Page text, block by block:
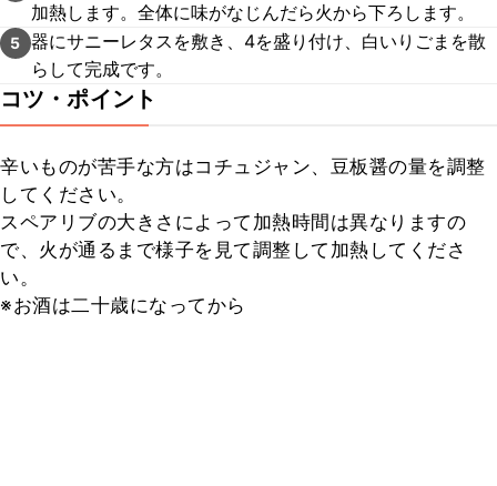
加熱します。全体に味がなじんだら火から下ろします。
5 器にサニーレタスを敷き、4を盛り付け、白いりごまを散
らして完成です。
コツ・ポイント
辛いものが苦手な方はコチュジャン、豆板醤の量を調整
してください。
スペアリブの大きさによって加熱時間は異なりますの
で、火が通るまで様子を見て調整して加熱してくださ
い。
※お酒は二十歳になってから